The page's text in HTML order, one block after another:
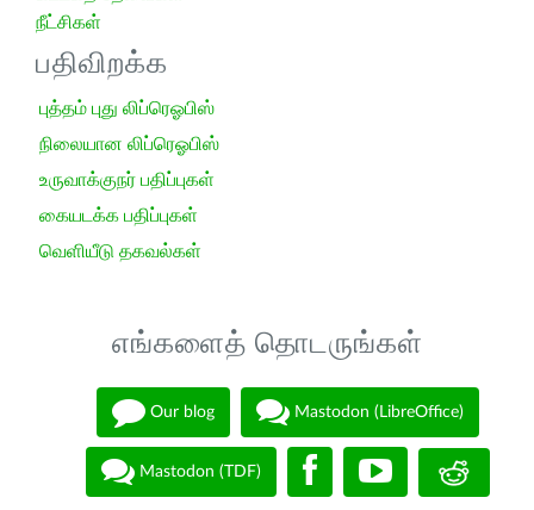
நீட்சிகள்
பதிவிறக்க
புத்தம் புது லிப்ரெஓபிஸ்
நிலையான லிப்ரெஓபிஸ்
உருவாக்குநர் பதிப்புகள்
கையடக்க பதிப்புகள்
வெளியீடு தகவல்கள்
எங்களைத் தொடருங்கள்
Our blog Mastodon (LibreOffice)
Mastodon (TDF)